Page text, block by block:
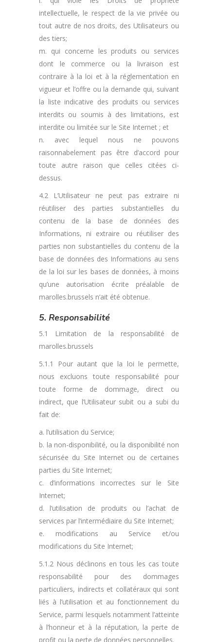
intellectuelle, le respect de la vie privée ou
tout autre de nos droits, des Utilisateurs ou
des tiers;
m. qui concerne les produits ou services
dont le commerce ou la livraison est
contraire à la loi et à la réglementation en
vigueur et l’offre ou la demande qui, suivant
la liste indicative des produits ou services
interdits ou soumis à des limitations, est
interdite ou limitée sur le Site Internet ; et
n. avec lequel nous ne pouvons
raisonnabelement pas être d’accord pour
toute autre raison que celles citées ci-
dessus.
4.2 L’Utilisateur ne peut pas extraire ni
réutiliser des parties substantielles du
contenu de la base de données des
Informations, ni extraire ou réutiliser des
parties non substantielles du contenu de la
base de données des Informations au sens
de la loi sur les bases de données, à moins
qu’une autorisation écrite préalable de
marolles.brussels n’ait été obtenue.
5. Responsabilité
5.1 Limitation de la responsabilité de
marolles.brussels
5.1.1 Pour autant que la loi le permette,
nous excluons toute responsabilité pour
toute forme de dommage, direct ou
indirect, que l’Utilisateur subit ou a subi du
fait de:
a. l’utilisation du Service;
b. la non-disponibilité, ou la disponibilité non
sécurisée du Site Internet ou de certaines
parties du Site Internet;
c. d’informations incorrectes sur le Site
Internet;
d. l’utilisation de produits ou l’achat de
services par l’intermédiaire du Site Internet;
e. modifications au Service et/ou
modifications du Site Internet;
5.1.2 Nous déclinons en tous les cas toute
responsabilité pour des dommages
particuliers, indirects et collatéraux qui sont
liés à l’utilisation et au fonctionnement du
Service, parmi lesquels notamment l’atteinte
à l’honneur et à la réputation, la perte de
profit ou la perte de données personnelles.